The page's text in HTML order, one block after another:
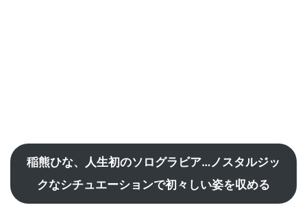
稲熊ひな、人生初のソログラビア…ノスタルジッ
クなシチュエーションで初々しい姿を収める